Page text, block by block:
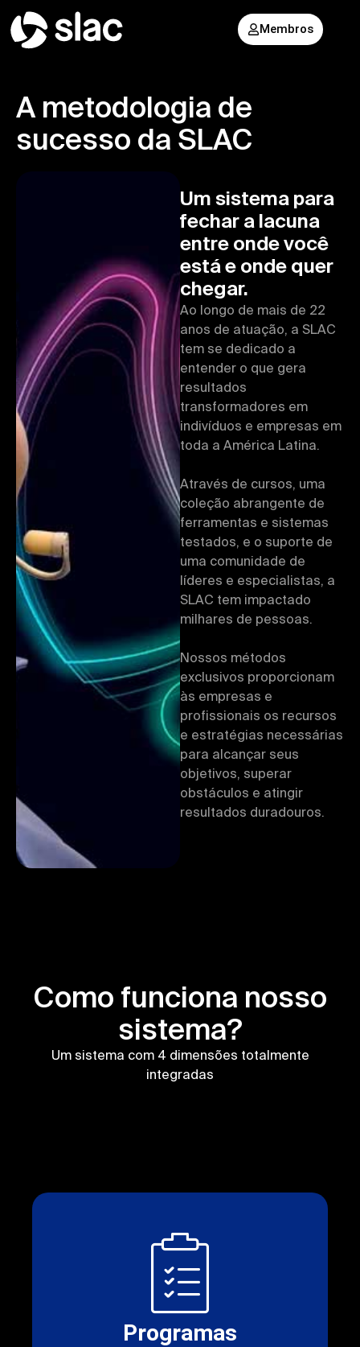
Membros
A metodologia de
sucesso da SLAC
Um sistema para
fechar a lacuna
entre onde você
está e onde quer
chegar.
Ao longo de mais de 22
anos de atuação, a SLAC
tem se dedicado a
entender o que gera
resultados
transformadores em
indivíduos e empresas em
toda a América Latina.
Através de cursos, uma
coleção abrangente de
ferramentas e sistemas
testados, e o suporte de
uma comunidade de
líderes e especialistas, a
SLAC tem impactado
milhares de pessoas.
Nossos métodos
exclusivos proporcionam
às empresas e
profissionais os recursos
e estratégias necessárias
para alcançar seus
objetivos, superar
obstáculos e atingir
resultados duradouros.
Como funciona nosso
sistema?
Um sistema com 4 dimensões totalmente
integradas
Programas